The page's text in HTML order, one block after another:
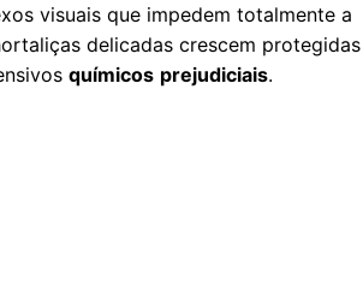
visuais que impedem totalmente a
delicadas crescem protegidas
químicos prejudiciais.